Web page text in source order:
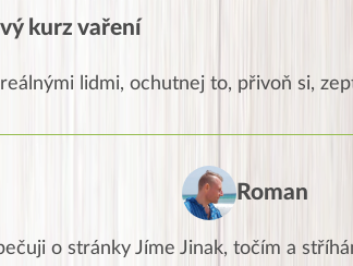
kurz vaření
lidmi, ochutnej to, přivoň si,
Roman
o stránky Jíme Jinak, točím a